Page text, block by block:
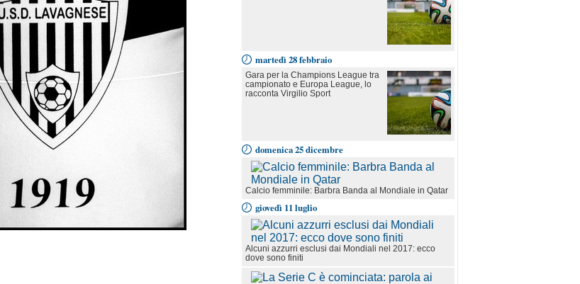
martedì 28 febbraio
Gara per la Champions League tra
campionato e Europa League, lo
racconta Virgilio Sport
domenica 25 dicembre
Calcio femminile: Barbra Banda al Mondiale in Qatar
giovedì 11 luglio
Alcuni azzurri esclusi dai Mondiali nel 2017: ecco
dove sono finiti